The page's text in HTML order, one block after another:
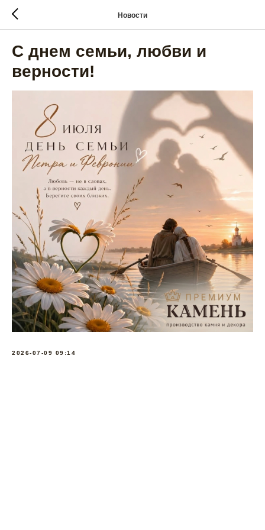
Новости
С днем семьи, любви и
верности!
2026-07-09 09:14